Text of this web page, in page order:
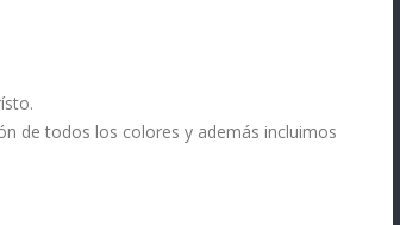
de todos los colores y además incluimos